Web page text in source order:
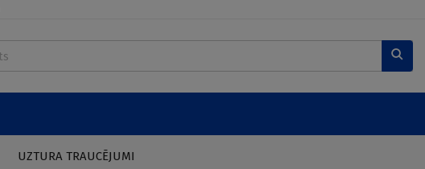
UZTURA TRAUCĒJUMI